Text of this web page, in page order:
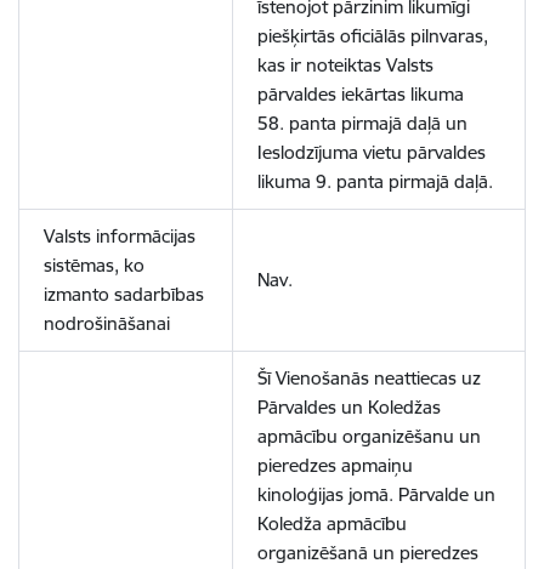
īstenojot pārzinim likumīgi
piešķirtās oficiālās pilnvaras,
kas ir noteiktas Valsts
pārvaldes iekārtas likuma
58. panta pirmajā daļā un
Ieslodzījuma vietu pārvaldes
likuma 9. panta pirmajā daļā.
Valsts informācijas
sistēmas, ko
izmanto sadarbības
nodrošināšanai
Nav.
Šī Vienošanās neattiecas uz
Pārvaldes un Koledžas
apmācību organizēšanu un
pieredzes apmaiņu
kinoloģijas jomā. Pārvalde un
Koledža apmācību
organizēšanā un pieredzes